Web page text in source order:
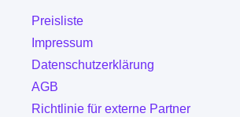
gewählt
Preisliste
Impressum
Datenschutzerklärung
AGB
Richtlinie für externe Partner